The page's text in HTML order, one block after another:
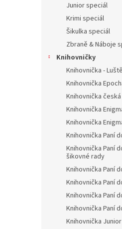
Junior speciál
Krimi speciál
Šikulka speciál
Zbraně & Náboje
Knihovničky
Knihovnička -
Knihovnička
Knihovnička
Knihovnička
Knihovnička
Knihovnička Paní
Knihovnička Paní
šikovné rady
Knihovnička Paní
Knihovnička Paní
Knihovnička Paní
Knihovnička Paní
Knihovnička Junior